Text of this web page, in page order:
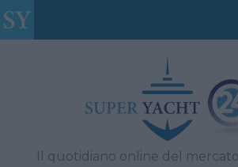
Il quotidiano online del